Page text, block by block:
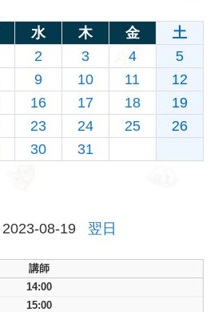
水 木 金
土
2 3 4
5
9 10 11
12
16 17 18
19
23 24 25
26
30 31
2023-08-19 翌日
講師
14:00
15:00